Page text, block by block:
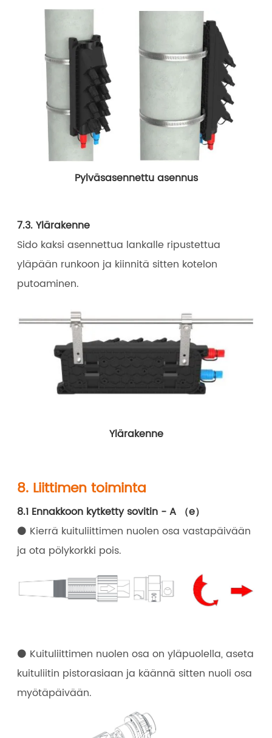
Pylväsasennettu asennus
7.3. Ylärakenne
Sido kaksi asennettua lankalle ripustettua
yläpään runkoon ja kiinnitä sitten kotelon
putoaminen.
Ylärakenne
8. Liittimen toiminta
8.1 Ennakkoon kytketty sovitin - A （e）
⚫ Kierrä kuituliittimen nuolen osa vastapäivään
ja ota pölykorkki pois.
⚫ Kuituliittimen nuolen osa on yläpuolella, aseta
kuituliitin pistorasiaan ja käännä sitten nuoli osa
myötäpäivään.